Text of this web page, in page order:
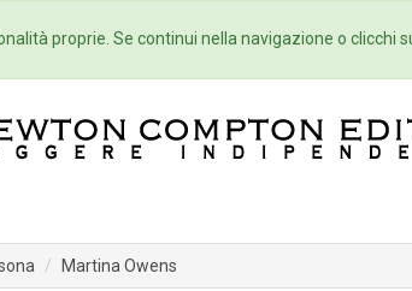
Autori Eventi
Martina Owens
proprie. Se continui nella navigazione o clicchi